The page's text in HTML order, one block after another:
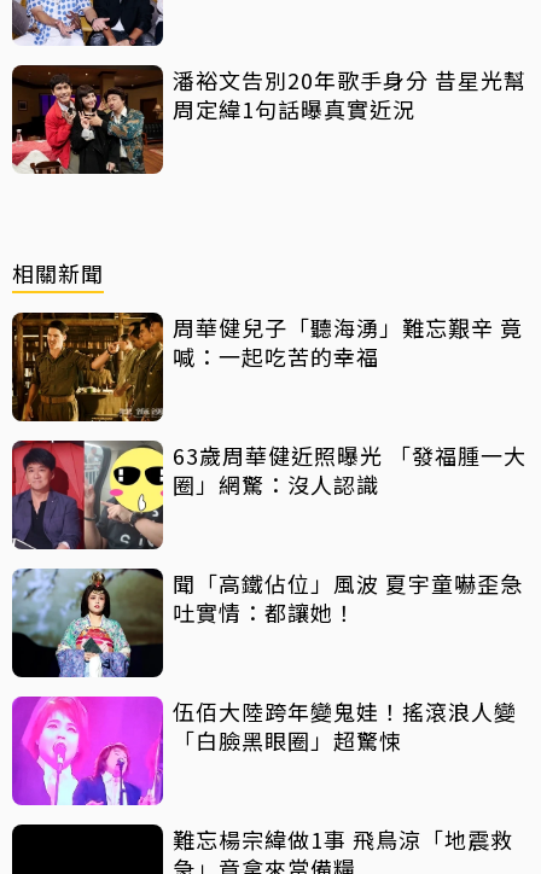
潘裕文告別20年歌手身分 昔星光幫
周定緯1句話曝真實近況
相關新聞
周華健兒子「聽海湧」難忘艱辛 竟
喊：一起吃苦的幸福
63歲周華健近照曝光 「發福腫一大
圈」網驚：沒人認識
聞「高鐵佔位」風波 夏宇童嚇歪急
吐實情：都讓她！
伍佰大陸跨年變鬼娃！搖滾浪人變
「白臉黑眼圈」超驚悚
難忘楊宗緯做1事 飛鳥涼「地震救